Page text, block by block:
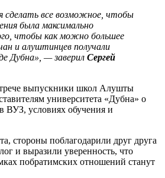
сделать все возможное, чтобы
была максимально
чтобы как можно большее
и алуштинцев получали
Дубна», — заверил Сергей
выпускники школ Алушты
университета «Дубна» о
ВУЗ, условиях обучения и
стороны поблагодарили друг друга
и выразили уверенность, что
побратимских отношений станут